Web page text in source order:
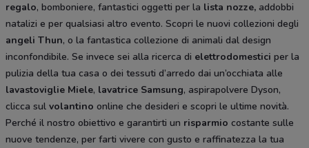
regalo, bomboniere, fantastici oggetti per la lista nozze, addobbi
natalizi e per qualsiasi altro evento. Scopri le nuovi collezioni degli
angeli Thun, o la fantastica collezione di animali dal design
inconfondibile. Se invece sei alla ricerca di elettrodomestici per la
pulizia della tua casa o dei tessuti d’arredo dai un’occhiata alle
lavastoviglie Miele, lavatrice Samsung, aspirapolvere Dyson,
clicca sul volantino online che desideri e scopri le ultime novità.
Perché il nostro obiettivo e garantirti un risparmio costante sulle
nuove tendenze, per farti vivere con gusto e raffinatezza la tua